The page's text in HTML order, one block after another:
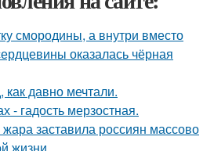
смородины, а внутри вместо
оказалась чёрная
как давно мечтали.
- гадость мерзостная.
заставила россиян массово